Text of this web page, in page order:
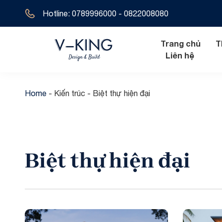
Hotline: 0789996000 - 0822008080
Trang chủ
Biệt thự cổ
Biệt thự 2
Nội thất cổ điển
Liên hệ
Home - Kiến trúc - Biệt thự hiện đại
Biệt thự hiện đại